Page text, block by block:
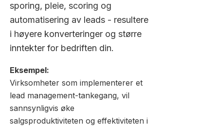
sporing, pleie, scoring og
automatisering av leads - resultere
i høyere konverteringer og større
inntekter for bedriften din.
Eksempel:
Virksomheter som implementerer et
lead management-tankegang, vil
sannsynligvis øke
salgsproduktiviteten og effektiviteten i